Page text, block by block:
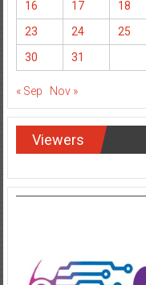
16 17 18
23
24 25
30
31
« Sep Nov »
Viewers